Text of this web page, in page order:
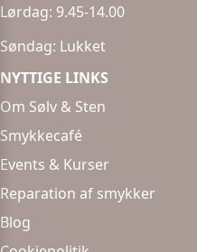
Lørdag: 9.45-14.00
Søndag: Lukket
NYTTIGE LINKS
Om Sølv & Sten
Smykkecafé
Events & Kurser
Reparation af smykker
Blog